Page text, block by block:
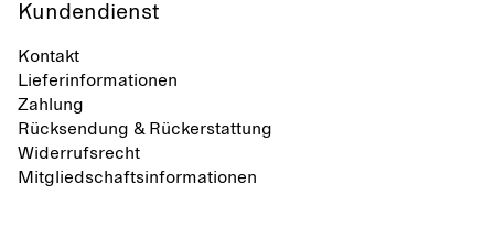
Kundendienst
Kontakt
Lieferinformationen
Zahlung
Rücksendung & Rückerstattung
Widerrufsrecht
Mitgliedschaftsinformationen